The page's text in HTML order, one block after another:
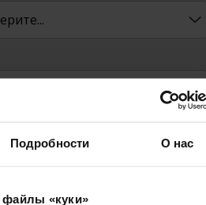
Подробности О нас
файлы «куки»
с Правилами защиты